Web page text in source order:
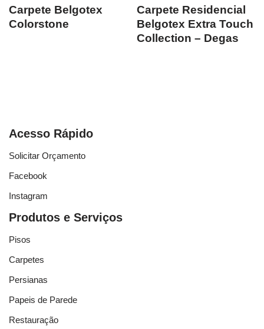
Carpete Belgotex
Colorstone
Carpete Residencial
Belgotex Extra Touch
Collection – Degas
Acesso Rápido
Solicitar Orçamento
Facebook
Instagram
Produtos e Serviços
Pisos
Carpetes
Persianas
Papeis de Parede
Restauração